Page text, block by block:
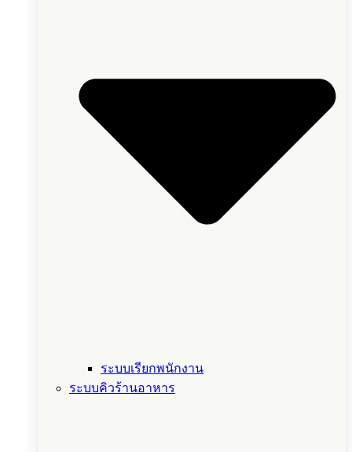
ระบบเรียกพนักงาน
ระบบคิวร้านอาหาร